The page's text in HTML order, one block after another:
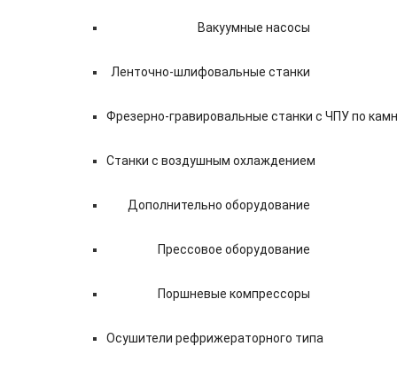
Вакуумные насосы
Ленточно-шлифовальные станки
Фрезерно-гравировальные станки с ЧПУ по
Станки с воздушным охлаждением
Дополнительно оборудование
Прессовое оборудование
Поршневые компрессоры
Осушители рефрижераторного типа